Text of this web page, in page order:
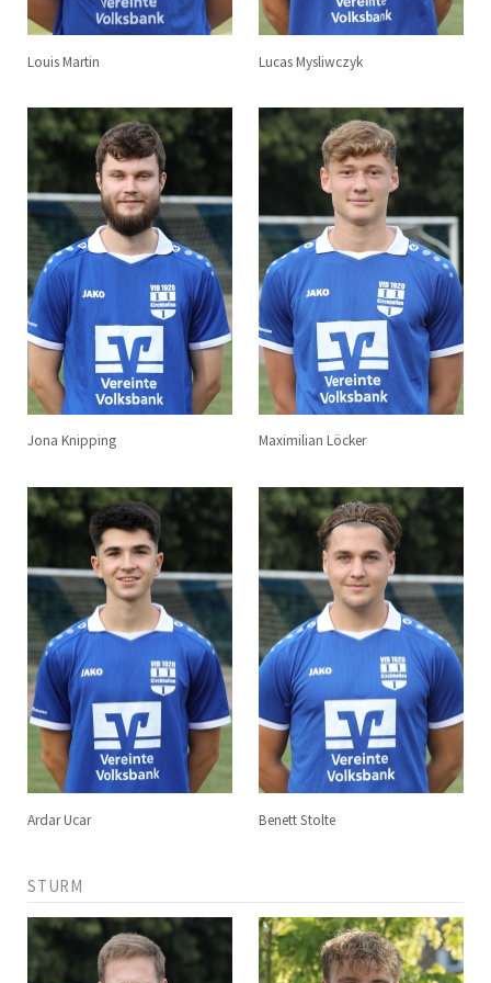
Louis Martin Lucas Mysliwczyk
Jona Knipping Maximilian Löcker
Ardar Ucar Benett Stolte
STURM